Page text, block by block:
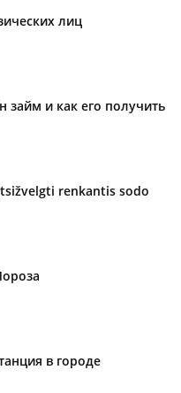
лиц
займ и как его получить
renkantis sodo
в городе